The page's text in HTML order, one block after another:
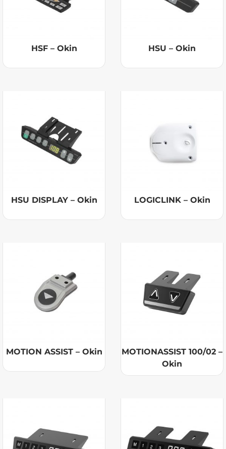
HSF – Okin HSU – Okin
HSU DISPLAY – Okin LOGICLINK – Okin
MOTION ASSIST – Okin
MOTIONASSIST 100/02 –
Okin